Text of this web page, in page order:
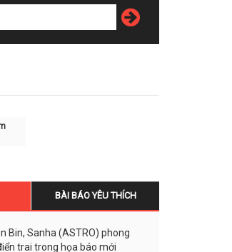
BÀI BÁO YÊU THÍCH
Bin, Sanha (ASTRO) phong
trai trong họa báo mới